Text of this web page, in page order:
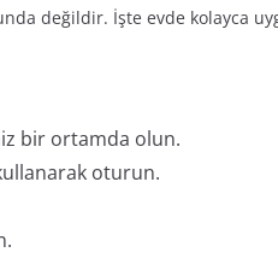
değildir. İşte evde kolayca
bir ortamda olun.
oturun.